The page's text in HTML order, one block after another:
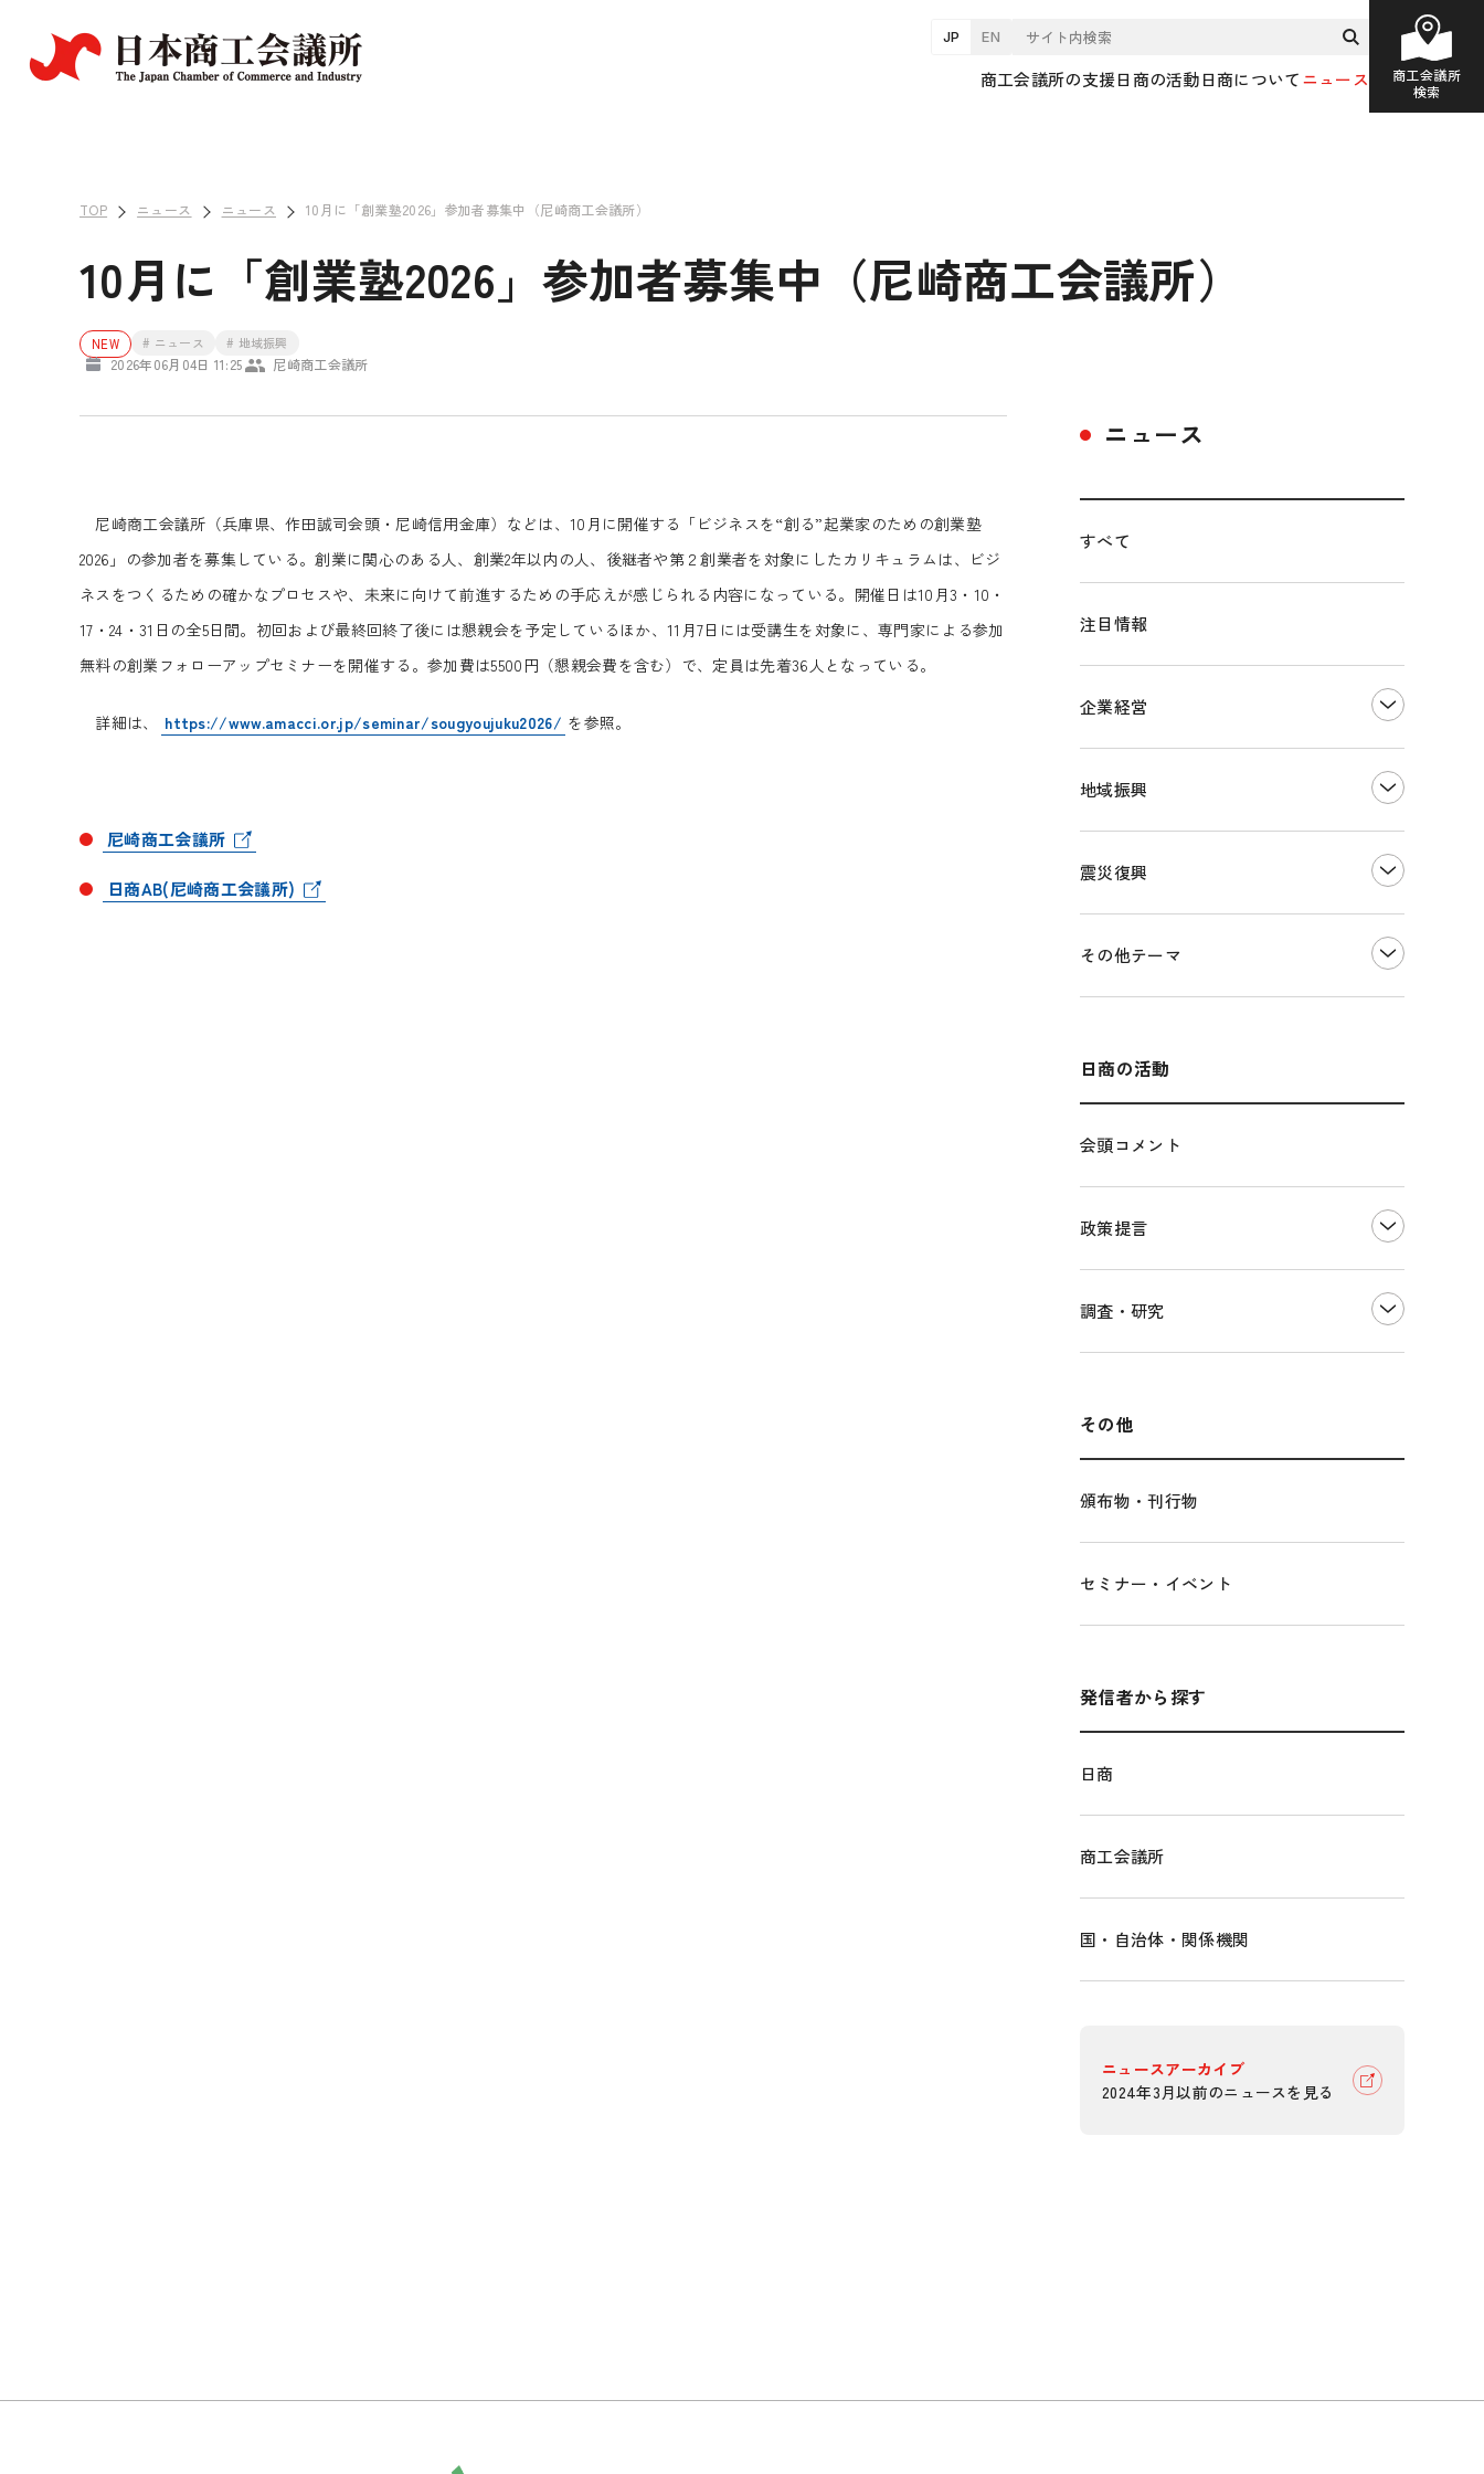
JP EN
商工会議所の支援日商の活動日商についてニュース
商工会議所
検索
TOP ニュース ニュース 10月に「創業塾2026」参加者募集中（尼崎商工会議所）
10月に「創業塾2026」参加者募集中（尼崎商工会議所）
NEW # ニュース # 地域振興
2026年06月04日 11:25 尼崎商工会議所
尼崎商工会議所（兵庫県、作田誠司会頭・尼崎信用金庫）などは、10月に開催する「ビジネスを“創る”起業家のための創業塾
2026」の参加者を募集している。創業に関心のある人、創業2年以内の人、後継者や第２創業者を対象にしたカリキュラムは、ビジ
ネスをつくるための確かなプロセスや、未来に向けて前進するための手応えが感じられる内容になっている。開催日は10月3・10・
17・24・31日の全5日間。初回および最終回終了後には懇親会を予定しているほか、11月7日には受講生を対象に、専門家による参加
無料の創業フォローアップセミナーを開催する。参加費は5500円（懇親会費を含む）で、定員は先着36人となっている。
詳細は、 https://www.amacci.or.jp/seminar/sougyoujuku2026/ を参照。
尼崎商工会議所
日商AB(尼崎商工会議所)
ニュース
すべて
注目情報
企業経営
地域振興
震災復興
その他テーマ
多様な人材の活躍推進
各種制度・助成金
パートナーシップ構築宣言
海外展開イニシアティブ
輸出管理体制構築支援
日商の活動
会頭コメント
政策提言
国土強靭化・社会基盤整備・震災復興
調査・研究
その他
頒布物・刊行物
セミナー・イベント
発信者から探す
日商
商工会議所
国・自治体・関係機関
ニュースアーカイブ
2024年3月以前のニュースを見る